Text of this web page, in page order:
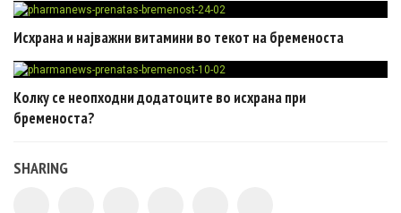
Исхрана и најважни витамини во текот на бременоста
Колку се неопходни додатоците во исхрана при
бременоста?
SHARING